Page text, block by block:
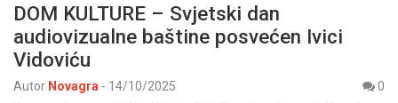
DOM KULTURE – Svjetski dan
audiovizualne baštine posvećen Ivici
Vidoviću
Autor Novagra - 14/10/2025
0